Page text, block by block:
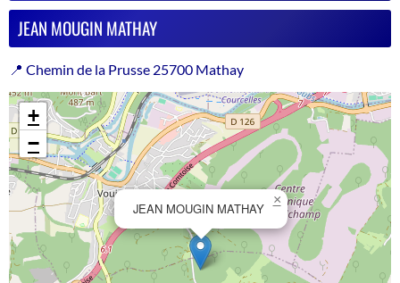
JEAN MOUGIN MATHAY
📍 Chemin de la Prusse 25700 Mathay
JEAN MOUGIN MATHAY
×
+
−